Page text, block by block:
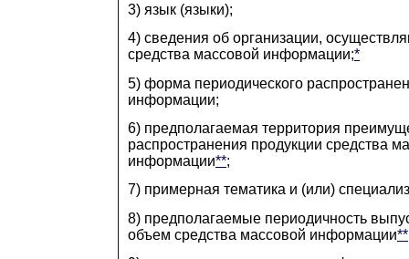
3) язык (языки);
4) сведения об организации,
средства массовой информации;*
5) форма периодического
информации;
6) предполагаемая территория
распространения продукции средства
информации**;
7) примерная тематика и (или)
8) предполагаемые периодичность
объем средства массовой информации**